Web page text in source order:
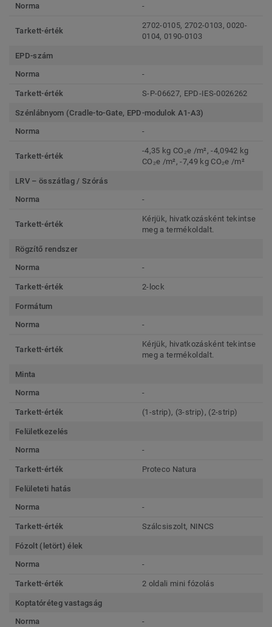
Norma
-
Tarkett-érték
2702-0105, 2702-0103, 0020-
0104, 0190-0103
EPD-szám
Norma
-
Tarkett-érték S-P-06627, EPD-IES-0026262
Szénlábnyom (Cradle-to-Gate, EPD-modulok A1-A3)
Norma
-
Tarkett-érték
-4,35 kg CO₂e /m², -4,0942 kg
CO₂e /m², -7,49 kg CO₂e /m²
LRV – összátlag / Szórás
Norma
-
Tarkett-érték
Kérjük, hivatkozásként tekintse
meg a termékoldalt.
Rögzítő rendszer
Norma
-
Tarkett-érték 2-lock
Formátum
Norma
-
Tarkett-érték
Kérjük, hivatkozásként tekintse
meg a termékoldalt.
Minta
Norma
-
Tarkett-érték (1-strip), (3-strip), (2-strip)
Felületkezelés
Norma
-
Tarkett-érték Proteco Natura
Felületeti hatás
Norma
-
Tarkett-érték Szálcsiszolt, NINCS
Fózolt (letört) élek
Norma
-
Tarkett-érték 2 oldali mini fózolás
Koptatóréteg vastagság
Norma
-